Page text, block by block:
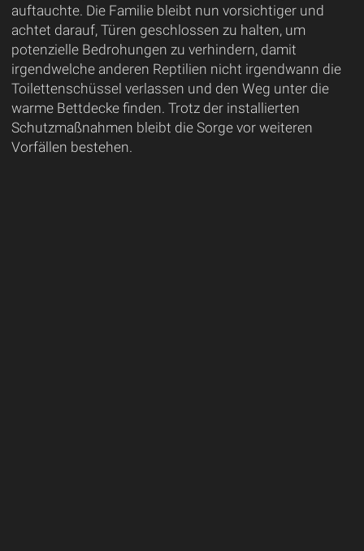
auftauchte. Die Familie bleibt nun vorsichtiger und
achtet darauf, Türen geschlossen zu halten, um
potenzielle Bedrohungen zu verhindern, damit
irgendwelche anderen Reptilien nicht irgendwann die
Toilettenschüssel verlassen und den Weg unter die
warme Bettdecke finden. Trotz der installierten
Schutzmaßnahmen bleibt die Sorge vor weiteren
Vorfällen bestehen.